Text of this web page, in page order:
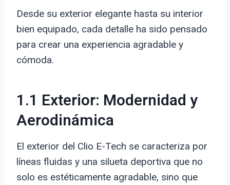
Desde su exterior elegante hasta su interior
bien equipado, cada detalle ha sido pensado
para crear una experiencia agradable y
cómoda.
1.1 Exterior: Modernidad y
Aerodinámica
El exterior del Clio E-Tech se caracteriza por
líneas fluidas y una silueta deportiva que no
solo es estéticamente agradable, sino que